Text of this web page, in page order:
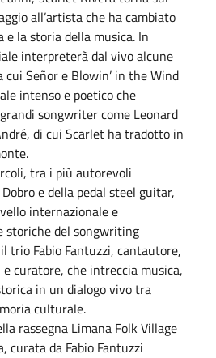
all’artista che ha cambiato
e la storia della musica. In
interpreterà dal vivo alcune
Señor e Blowin’ in the Wind
intenso e poetico che
songwriter come Leonard
di cui Scarlet ha tradotto in
tra i più autorevoli
e della pedal steel guitar,
internazionale e
storiche del songwriting
trio Fabio Fantuzzi, cantautore,
curatore, che intreccia musica,
in un dialogo vivo tra
culturale.
rassegna Limana Folk Village
curata da Fabio Fantuzzi